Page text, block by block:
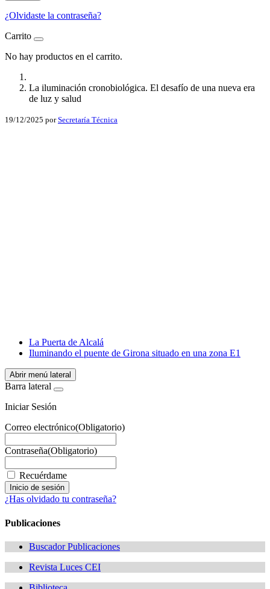
¿Olvidaste la contraseña?
Carrito
No hay productos en el carrito.
La iluminación cronobiológica. El desafío de una nueva era
de luz y salud
19/12/2025 porSecretaría Técnica
WhatsApp
La Puerta de Alcalá
Iluminando el puente de Girona situado en una zona E1
Abrir menú lateral
Barra lateral
Iniciar Sesión
Correo electrónico(Obligatorio)
Contraseña(Obligatorio)
Recuérdame
¿Has olvidado tu contraseña?
Publicaciones
Buscador Publicaciones
Revista Luces CEI